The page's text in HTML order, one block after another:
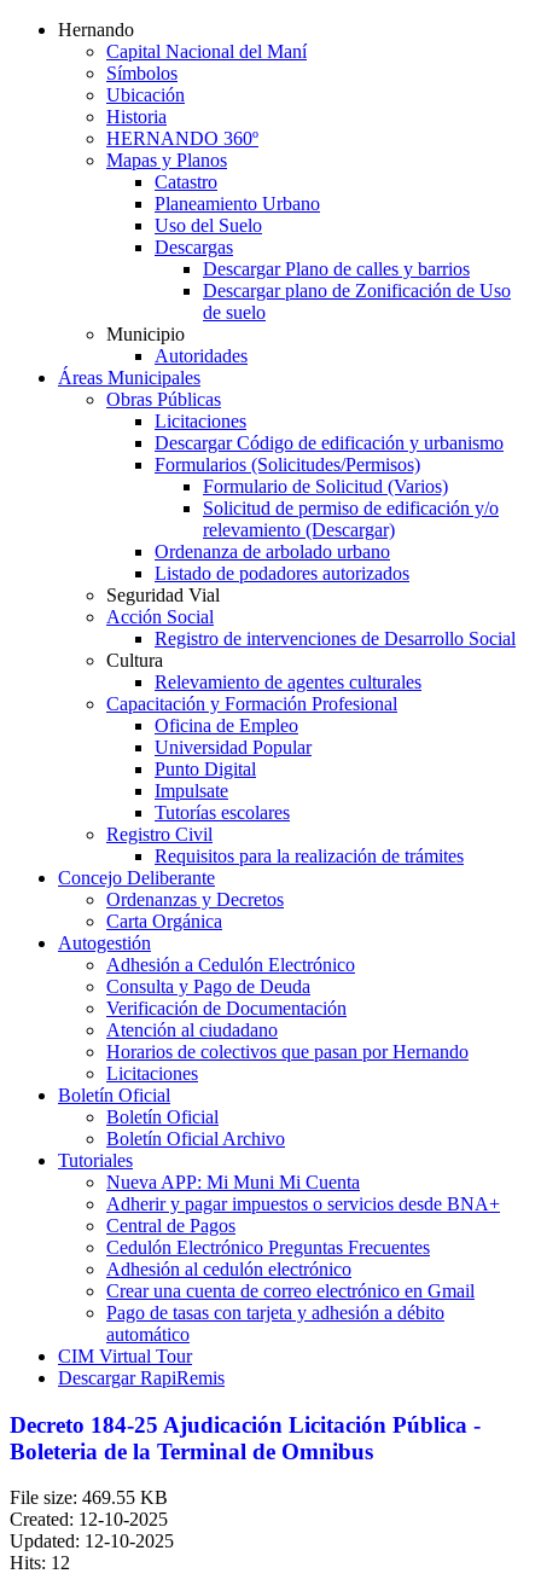
Hernando
Capital Nacional del Maní
Símbolos
Ubicación
Historia
HERNANDO 360º
Mapas y Planos
Catastro
Planeamiento Urbano
Uso del Suelo
Descargas
Descargar Plano de calles y barrios
Descargar plano de Zonificación de Uso
de suelo
Municipio
Autoridades
Áreas Municipales
Obras Públicas
Licitaciones
Descargar Código de edificación y urbanismo
Formularios (Solicitudes/Permisos)
Formulario de Solicitud (Varios)
Solicitud de permiso de edificación y/o
relevamiento (Descargar)
Ordenanza de arbolado urbano
Listado de podadores autorizados
Seguridad Vial
Acción Social
Registro de intervenciones de Desarrollo Social
Cultura
Relevamiento de agentes culturales
Capacitación y Formación Profesional
Oficina de Empleo
Universidad Popular
Punto Digital
Impulsate
Tutorías escolares
Registro Civil
Requisitos para la realización de trámites
Concejo Deliberante
Ordenanzas y Decretos
Carta Orgánica
Autogestión
Adhesión a Cedulón Electrónico
Consulta y Pago de Deuda
Verificación de Documentación
Atención al ciudadano
Horarios de colectivos que pasan por Hernando
Licitaciones
Boletín Oficial
Boletín Oficial
Boletín Oficial Archivo
Tutoriales
Nueva APP: Mi Muni Mi Cuenta
Adherir y pagar impuestos o servicios desde BNA+
Central de Pagos
Cedulón Electrónico Preguntas Frecuentes
Adhesión al cedulón electrónico
Crear una cuenta de correo electrónico en Gmail
Pago de tasas con tarjeta y adhesión a débito
automático
CIM Virtual Tour
Descargar RapiRemis
Decreto 184-25 Ajudicación Licitación Pública -
Boleteria de la Terminal de Omnibus
File size: 469.55 KB
Created: 12-10-2025
Updated: 12-10-2025
Hits: 12